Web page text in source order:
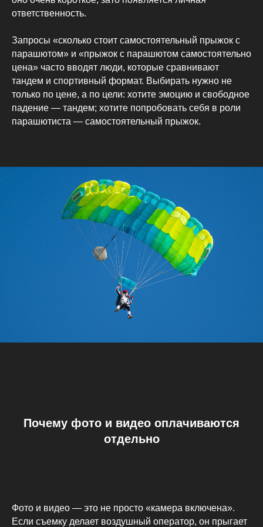
ответственность.
Запросы «сколько стоит самостоятельный прыжок с
парашютом» и «прыжок с парашютом самостоятельно
цена» часто вводят люди, которые сравнивают
тандем и спортивный формат. Выбирать нужно не
только по цене, а по цели: хотите эмоцию и свободное
падение — тандем; хотите попробовать себя в роли
парашютиста — самостоятельный прыжок.
Почему фото и видео оплачиваются
отдельно
Фото и видео — это не просто «камера включена».
Если съемку делает воздушный оператор, он прыгает